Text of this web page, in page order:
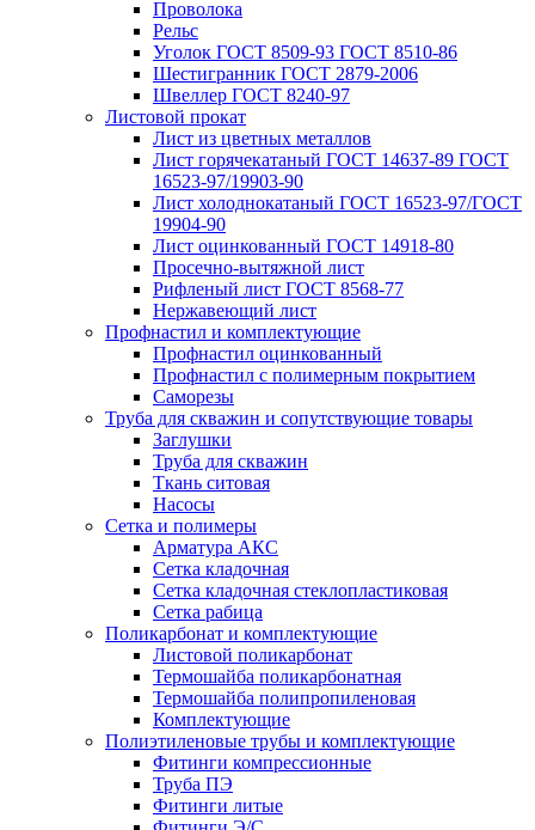
Проволока
Рельс
Уголок ГОСТ 8509-93 ГОСТ 8510-86
Шестигранник ГОСТ 2879-2006
Швеллер ГОСТ 8240-97
Листовой прокат
Лист из цветных металлов
Лист горячекатаный ГОСТ 14637-89 ГОСТ
16523-97/19903-90
Лист холоднокатаный ГОСТ 16523-97/ГОСТ
19904-90
Лист оцинкованный ГОСТ 14918-80
Просечно-вытяжной лист
Рифленый лист ГОСТ 8568-77
Нержавеющий лист
Профнастил и комплектующие
Профнастил оцинкованный
Профнастил с полимерным покрытием
Саморезы
Труба для скважин и сопутствующие товары
Заглушки
Труба для скважин
Ткань ситовая
Насосы
Сетка и полимеры
Арматура АКС
Сетка кладочная
Сетка кладочная стеклопластиковая
Сетка рабица
Поликарбонат и комплектующие
Листовой поликарбонат
Термошайба поликарбонатная
Термошайба полипропиленовая
Комплектующие
Полиэтиленовые трубы и комплектующие
Фитинги компрессионные
Труба ПЭ
Фитинги литые